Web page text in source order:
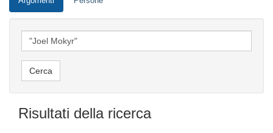
Risultati della ricerca